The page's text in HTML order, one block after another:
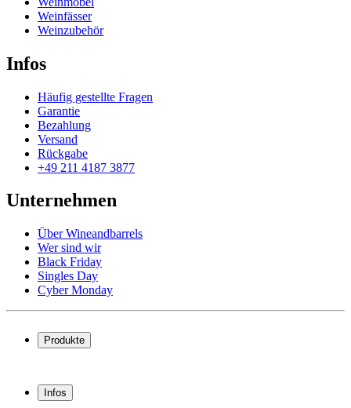
Weinfässer
Weinzubehör
Infos
Häufig gestellte Fragen
Garantie
Bezahlung
Versand
Rückgabe
+49 211 4187 3877
Unternehmen
Über Wineandbarrels
Wer sind wir
Black Friday
Singles Day
Cyber Monday
Produkte
Weinregal
Weinmöbel
Infos